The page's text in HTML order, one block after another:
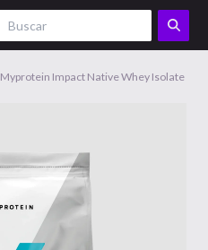
Myprotein Impact Native Whey Isolate